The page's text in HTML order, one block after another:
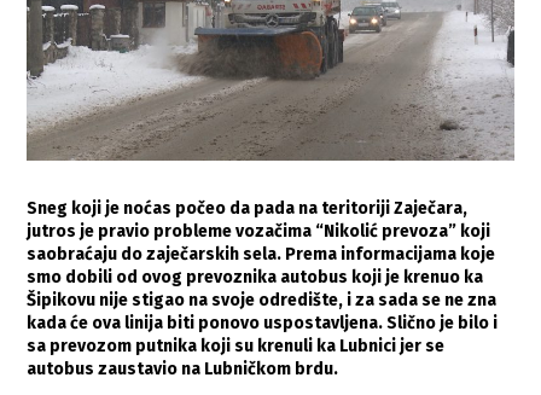
Sneg koji je noćas počeo da pada na teritoriji Zaječara,
jutros je pravio probleme vozačima “Nikolić prevoza” koji
saobraćaju do zaječarskih sela. Prema informacijama koje
smo dobili od ovog prevoznika autobus koji je krenuo ka
Šipikovu nije stigao na svoje odredište, i za sada se ne zna
kada će ova linija biti ponovo uspostavljena. Slično je bilo i
sa prevozom putnika koji su krenuli ka Lubnici jer se
autobus zaustavio na Lubničkom brdu.